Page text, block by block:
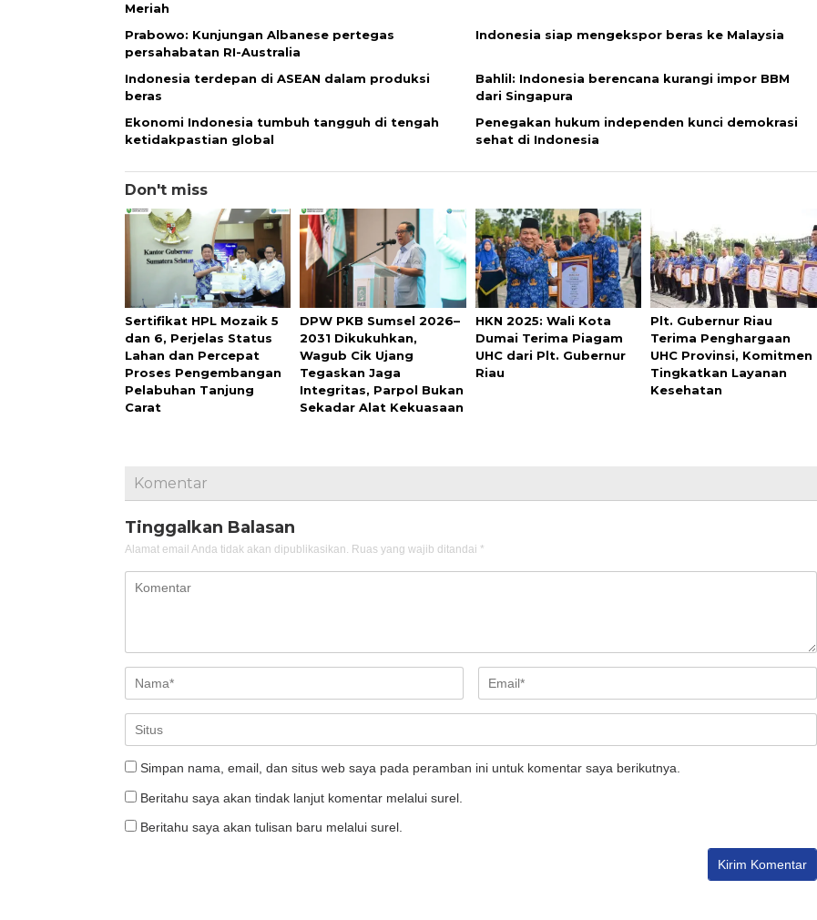
Meriah
Prabowo: Kunjungan Albanese pertegas
persahabatan RI-Australia
Indonesia siap mengekspor beras ke Malaysia
Indonesia terdepan di ASEAN dalam produksi
beras
Bahlil: Indonesia berencana kurangi impor BBM
dari Singapura
Ekonomi Indonesia tumbuh tangguh di tengah
ketidakpastian global
Penegakan hukum independen kunci demokrasi
sehat di Indonesia
Don't miss
Sertifikat HPL Mozaik 5
dan 6, Perjelas Status
Lahan dan Percepat
Proses Pengembangan
Pelabuhan Tanjung
Carat
DPW PKB Sumsel 2026–
2031 Dikukuhkan,
Wagub Cik Ujang
Tegaskan Jaga
Integritas, Parpol Bukan
Sekadar Alat Kekuasaan
HKN 2025: Wali Kota
Dumai Terima Piagam
UHC dari Plt. Gubernur
Riau
Plt. Gubernur Riau
Terima Penghargaan
UHC Provinsi, Komitmen
Tingkatkan Layanan
Kesehatan
Komentar
Tinggalkan Balasan
Alamat email Anda tidak akan dipublikasikan. Ruas yang wajib ditandai *
Simpan nama, email, dan situs web saya pada peramban ini untuk komentar saya berikutnya.
Beritahu saya akan tindak lanjut komentar melalui surel.
Beritahu saya akan tulisan baru melalui surel.